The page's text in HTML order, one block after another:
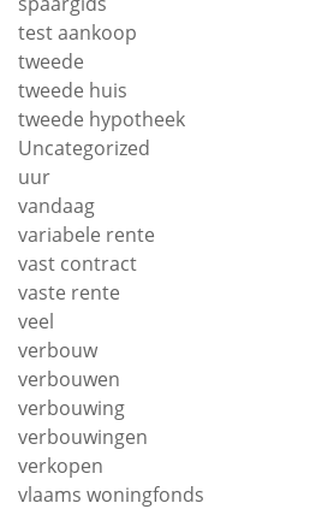
test aankoop
tweede
tweede huis
tweede hypotheek
Uncategorized
uur
vandaag
variabele rente
vast contract
vaste rente
veel
verbouw
verbouwen
verbouwing
verbouwingen
verkopen
vlaams woningfonds